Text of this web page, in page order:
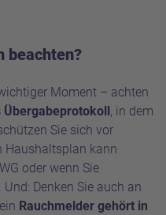
beachten?
Moment – achten
, in dem
Sie sich vor
Haushaltsplan kann
oder wenn Sie
Denken Sie auch an
Rauchmelder gehört in